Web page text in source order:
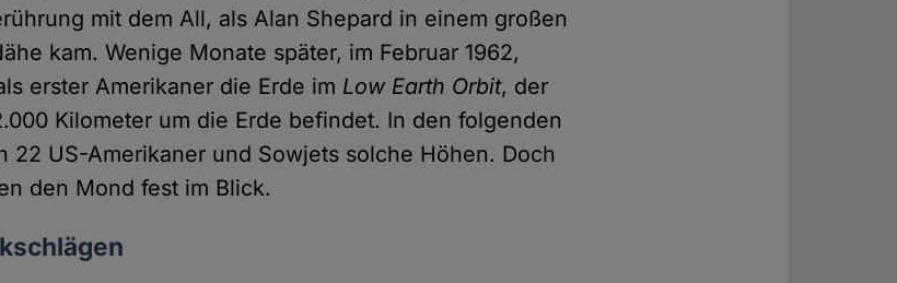
mit dem All, als Alan Shepard in einem großen
kam. Wenige Monate später, im Februar 1962,
erster Amerikaner die Erde im Low Earth Orbit, der
Kilometer um die Erde befindet. In den folgenden
22 US-Amerikaner und Sowjets solche Höhen. Doch
den Mond fest im Blick.